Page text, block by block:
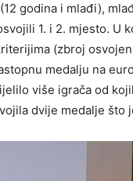
godina i mlađi),
1. i 2. mjesto. U
(zbroj
medalju na
više igrača od
dvije medalje što